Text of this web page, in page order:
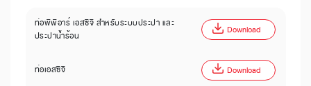
ท่อพีพีอาร์ เอสซีจี สำหรับระบบประปา และ
ประปาน้ำร้อน
Download
ท่อเอสซีจี Download